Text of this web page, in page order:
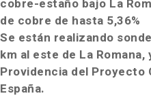
cobre-estaño bajo La
de cobre de hasta 5,36%
Se están realizando
km al este de La
Providencia del Proyecto
España.